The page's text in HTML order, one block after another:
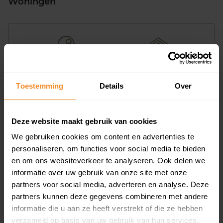
Toestemming Details Over
Deze website maakt gebruik van cookies
We gebruiken cookies om content en advertenties te
personaliseren, om functies voor social media te bieden
en om ons websiteverkeer te analyseren. Ook delen we
informatie over uw gebruik van onze site met onze
partners voor social media, adverteren en analyse. Deze
partners kunnen deze gegevens combineren met andere
informatie die u aan ze heeft verstrekt of die ze hebben
verzameld op basis van uw gebruik van hun services.
3%
Koopwoningen
Appartementen
aandeel van totale woningen
0%